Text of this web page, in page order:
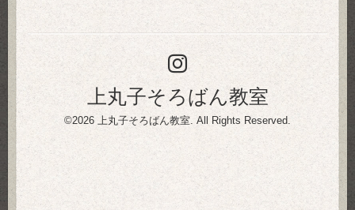
上丸子そろばん教室
©2026 上丸子そろばん教室 . All Rights Reserved.